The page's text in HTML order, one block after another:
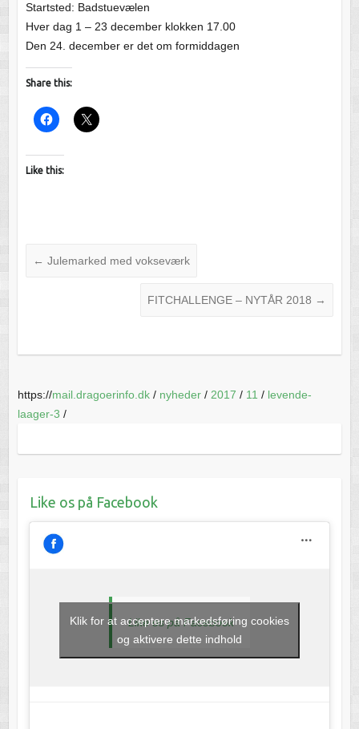
Startsted: Badstuevælen
Hver dag 1 – 23 december klokken 17.00
Den 24. december er det om formiddagen
Share this:
Like this:
← Julemarked med vokseværk
FITCHALLENGE – NYTÅR 2018 →
https://mail.dragoerinfo.dk/ nyheder/ 2017 / 11 / levende-
laager-3 /
Like os på Facebook
Like os på Facebook
Klik for at acceptere markedsføring cookies
og aktivere dette indhold